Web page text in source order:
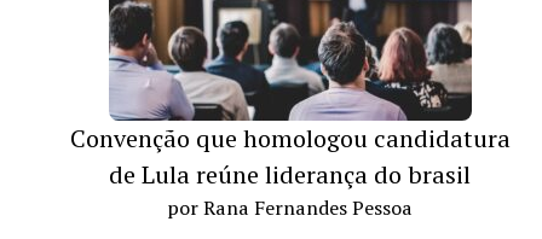
Convenção que homologou candidatura
de Lula reúne liderança do brasil
por Rana Fernandes Pessoa